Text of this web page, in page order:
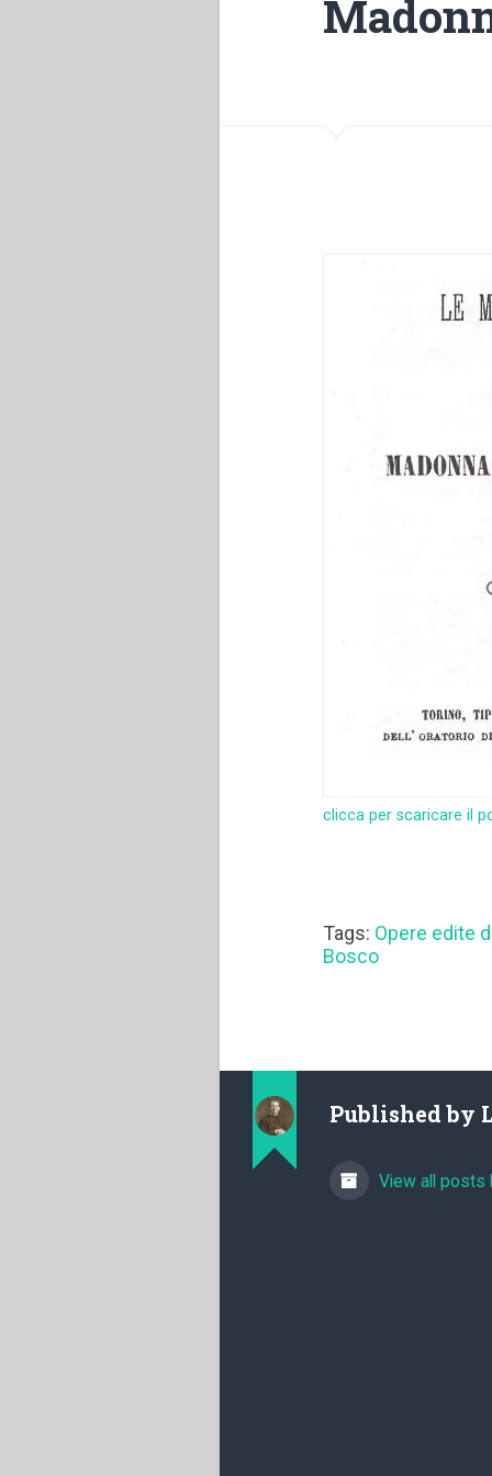
clicca per scaricare il
Tags: Opere edite
Bosco
Published by
View all posts